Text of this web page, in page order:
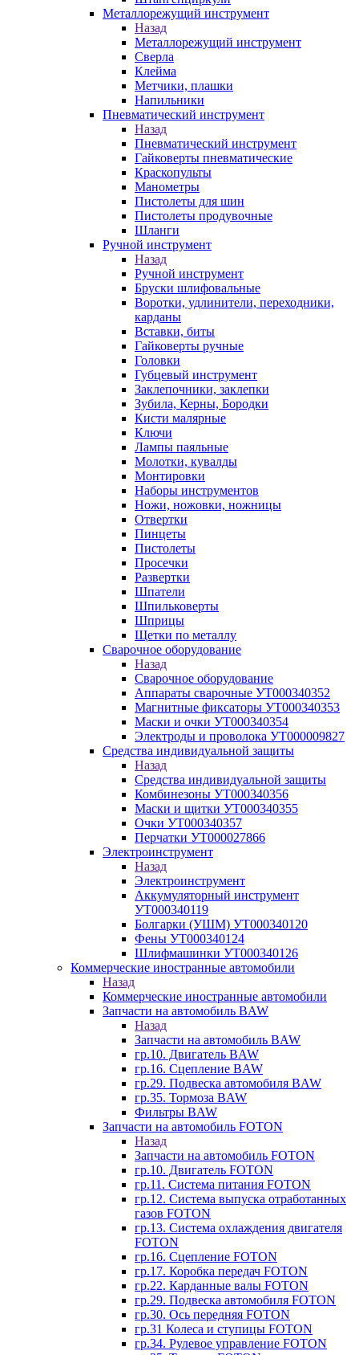
Металлорежущий инструмент
Назад
Металлорежущий инструмент
Сверла
Клейма
Метчики, плашки
Напильники
Пневматический инструмент
Назад
Пневматический инструмент
Гайковерты пневматические
Краскопульты
Манометры
Пистолеты для шин
Пистолеты продувочные
Шланги
Ручной инструмент
Назад
Ручной инструмент
Бруски шлифовальные
Воротки, удлинители, переходники,
карданы
Вставки, биты
Гайковерты ручные
Головки
Губцевый инструмент
Заклепочники, заклепки
Зубила, Керны, Бородки
Кисти малярные
Ключи
Лампы паяльные
Молотки, кувалды
Монтировки
Наборы инструментов
Ножи, ножовки, ножницы
Отвертки
Пинцеты
Пистолеты
Просечки
Развертки
Шпатели
Шпильковерты
Шприцы
Щетки по металлу
Сварочное оборудование
Назад
Сварочное оборудование
Аппараты сварочные УТ000340352
Магнитные фиксаторы УТ000340353
Маски и очки УТ000340354
Электроды и проволока УТ000009827
Средства индивидуальной защиты
Назад
Средства индивидуальной защиты
Комбинезоны УТ000340356
Маски и щитки УТ000340355
Очки УТ000340357
Перчатки УТ000027866
Электроинструмент
Назад
Электроинструмент
Аккумуляторный инструмент
УТ000340119
Болгарки (УШМ) УТ000340120
Фены УТ000340124
Шлифмашинки УТ000340126
Коммерческие иностранные автомобили
Назад
Коммерческие иностранные автомобили
Запчасти на автомобиль BAW
Назад
Запчасти на автомобиль BAW
гр.10. Двигатель BAW
гр.16. Сцепление BAW
гр.29. Подвеска автомобиля BAW
гр.35. Тормоза BAW
Фильтры BAW
Запчасти на автомобиль FOTON
Назад
Запчасти на автомобиль FOTON
гр.10. Двигатель FOTON
гр.11. Система питания FOTON
гр.12. Система выпуска отработанных
газов FOTON
гр.13. Система охлаждения двигателя
FOTON
гр.16. Сцепление FOTON
гр.17. Коробка передач FOTON
гр.22. Карданные валы FOTON
гр.29. Подвеска автомобиля FOTON
гр.30. Ось передняя FOTON
гр.31 Колеса и ступицы FOTON
гр.34. Рулевое управление FOTON